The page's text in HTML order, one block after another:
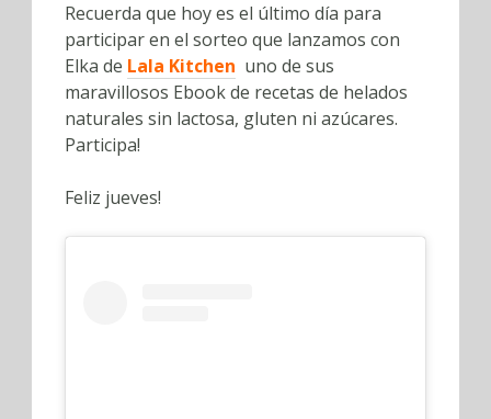
Recuerda que hoy es el último día para
participar en el sorteo que lanzamos con
Elka de Lala Kitchen uno de sus
maravillosos Ebook de recetas de helados
naturales sin lactosa, gluten ni azúcares.
Participa!
Feliz jueves!